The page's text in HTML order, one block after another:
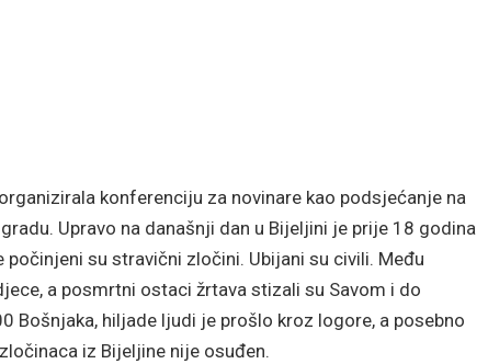
konferenciju za novinare kao podsjećanje na
Upravo na današnji dan u Bijeljini je prije 18 godina
počinjeni su stravični zločini. Ubijani su civili. Među
a posmrtni ostaci žrtava stizali su Savom i do
Bošnjaka, hiljade ljudi je prošlo kroz logore, a posebno
iz Bijeljine nije osuđen.